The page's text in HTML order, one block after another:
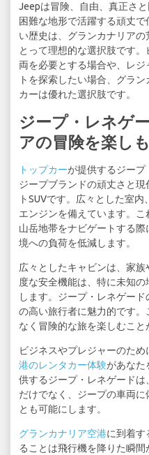
Jeepは冒険、自由、真正さ
困難な地形で活躍する頑丈
い歴史は、グランカナリア
とって理想的な選択肢です
両を必要とする場合や、レ
トを探索したい場合、グラ
カーは優れた選択肢です。
ジープ・レネゲ
アの冒険を楽し
トップカーが提供するジープ
ジープブランドの頑丈さと
トSUVです。広々とした室
エンジンを備えています。
山岳地帯をナビゲートする
境への負荷を低減します。
広々としたキャビンは、家
度な安全機能は、特に未知
します。ジープ・レネゲー
の高い旅行者に魅力的です
なく冒険的な旅を楽しむこと
ビジネスやプレジャーのた
港のレンタカー体験があなた
供するジープ・レネゲード
だけでなく、ジープの車両
とも可能にします。
グランカナリア空港に到着す
ることは飛行機を降りた瞬